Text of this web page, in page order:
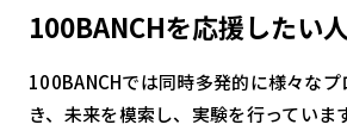
100BANCHを応援したい
100BANCHでは同時多発的に様々な
き、未来を模索し、実験を行っていま